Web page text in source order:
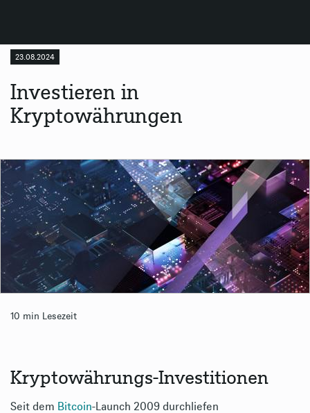
23.08.2024
Investieren in
Kryptowährungen
10 min Lesezeit
Kryptowährungs-Investitionen
Seit dem Bitcoin-Launch 2009 durchliefen